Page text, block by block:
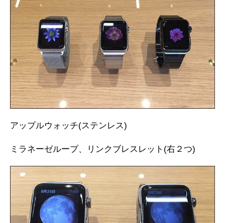
アップルウォッチ(ステンレス)
ミラネーゼループ、リンクブレスレット(右２つ)